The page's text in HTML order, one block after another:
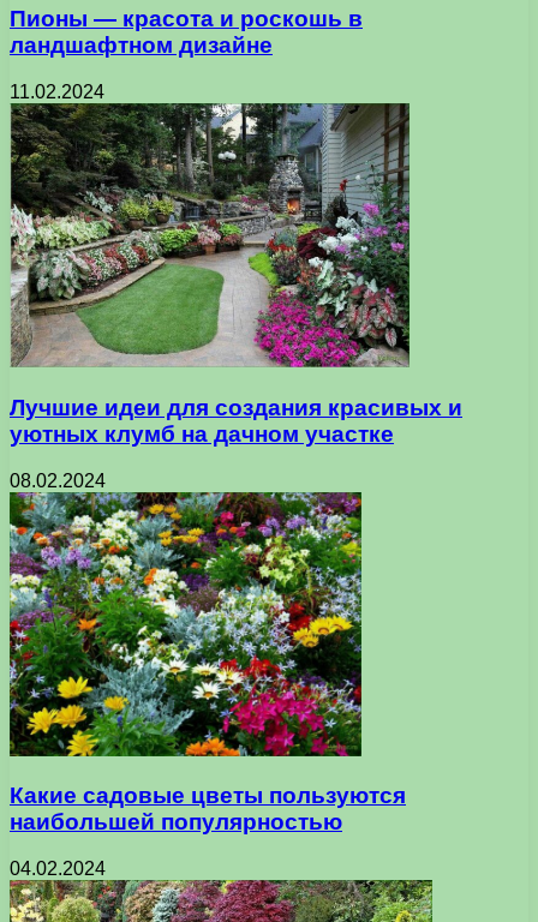
Пионы — красота и роскошь в
ландшафтном дизайне
11.02.2024
Лучшие идеи для создания красивых и
уютных клумб на дачном участке
08.02.2024
Какие садовые цветы пользуются
наибольшей популярностью
04.02.2024